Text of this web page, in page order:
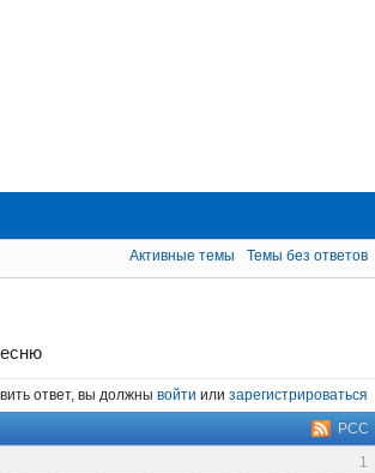
Активные темы Темы без ответов
ответ, вы должны войти или зарегистрироваться
РСС
1